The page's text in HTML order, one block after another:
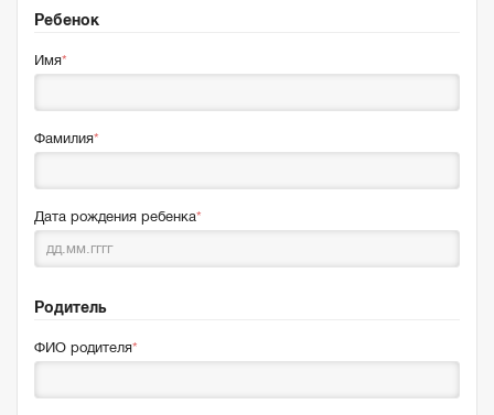
Ребенок
Имя
Фамилия
Дата рождения ребенка
Родитель
ФИО родителя